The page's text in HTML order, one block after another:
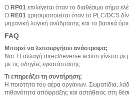
Ο RP01 επιλέγεται όταν το διαθέσιμο σήμα
Ο RE01 χρησιμοποιείται όταν το PLC/DCS
μηχανική λογική ανάδρασης και τα βασικά
FAQ
Μπορεί να λειτουργήσει ανάστροφα;
Ναι. Η αλλαγή direct/reverse action γίνεται
με τις οδηγίες εγκατάστασης.
Τι επηρεάζει τη συντήρηση;
Η ποιότητα του αέρα οργάνων. Σωματίδια,
πιθανότητα απόφραξης και αστάθειας στη